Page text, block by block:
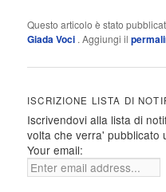
Questo articolo è stato
Giada Voci . Aggiungi il
ISCRIZIONE LISTA DI
Iscrivendovi alla lista di
volta che verra' pubblicato
Your email: